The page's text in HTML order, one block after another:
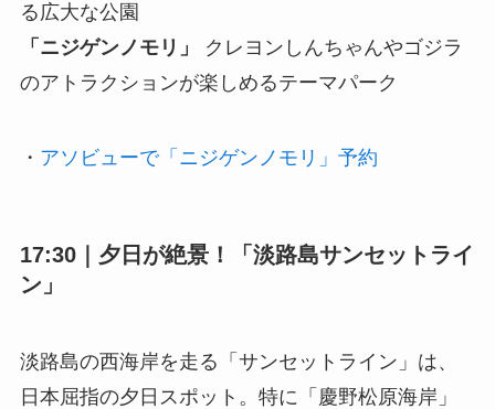
る広大な公園
「ニジゲンノモリ」
クレヨンしんちゃんやゴジラ
のアトラクションが楽しめるテーマパーク
・ アソビューで「ニジゲンノモリ」予約
17:30｜夕日が絶景！「淡路島サンセットライ
ン」
淡路島の西海岸を走る「サンセットライン」は、
日本屈指の夕日スポット。特に「慶野松原海岸」